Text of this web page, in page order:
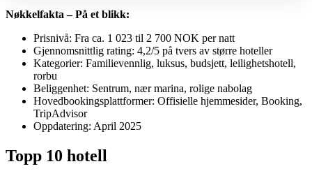
Nøkkelfakta – På et blikk:
Prisnivå: Fra ca. 1 023 til 2 700 NOK per natt
Gjennomsnittlig rating: 4,2/5 på tvers av større hoteller
Kategorier: Familievennlig, luksus, budsjett, leilighetshotell,
rorbu
Beliggenhet: Sentrum, nær marina, rolige nabolag
Hovedbookingsplattformer: Offisielle hjemmesider, Booking,
TripAdvisor
Oppdatering: April 2025
Topp 10 hotell